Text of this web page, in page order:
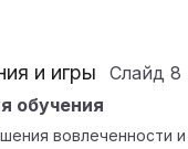
и игры Слайд 8
обучения
вовлеченности